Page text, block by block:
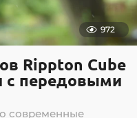
972
Rippton Cube
с передовыми
современные